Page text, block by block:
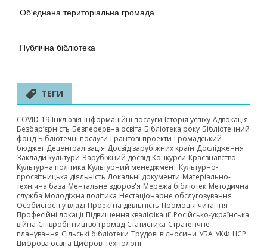
Об'єднана територіальна громада
Публічна бібліотека
ТЕГИ
COVID-19 Інклюзія Інформаційні послуги Історія успіху Адвокація
Безбар’єрність Безперервна освіта Бібліотека року Бібліотечний
фонд Бібліотечні послуги Грантові проекти Громадський
бюджет Децентралізація Досвід зарубіжних країн Дослідження
Заклади культури Зарубіжний досвід Конкурси Краєзнавство
Культурна політика Культурний менеджмент Культурно-
просвітницька діяльність Локальні документи Матеріально-
технічна база Ментальне здоров'я Мережа бібліотек Методична
служба Молодіжна політика Нестаціонарне обслуговування
Особистості у владі Проектна діяльність Промоція читання
Професійні локації Підвищення кваліфікації Російсько-українська
війна Співробітництво громад Статистика Стратегічне
планування Сільські бібліотеки Трудові відносини УБА УКФ ЦСР
Цифрова освіта Цифрові технології